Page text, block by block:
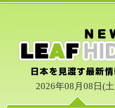
2026年08月08日(